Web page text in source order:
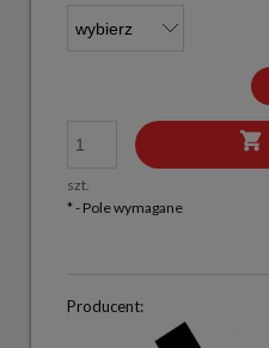
szt.
* - Pole wymagane
Producent: